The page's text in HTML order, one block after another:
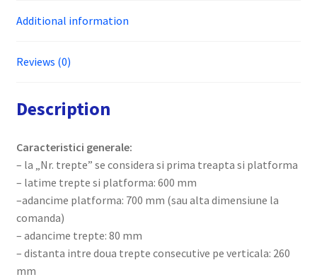
RARIS,
SPLR70
Additional information
Reviews (0)
Description
Caracteristici generale:
– la „Nr. trepte” se considera si prima treapta si platforma
– latime trepte si platforma: 600 mm
–adancime platforma: 700 mm (sau alta dimensiune la
comanda)
– adancime trepte: 80 mm
– distanta intre doua trepte consecutive pe verticala: 260
mm